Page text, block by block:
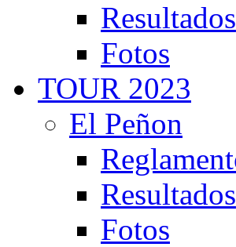
Resultados
Fotos
TOUR 2023
El Peñon
Resultados
Fotos